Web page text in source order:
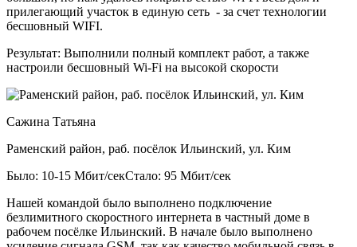
прилегающий участок в единую сеть - за счет технологии
бесшовный WIFI.
Результат: Выполнили полный комплект работ, а также
настроили бесшовный Wi-Fi на высокой скорости
Сажина Татьяна
Раменский район, раб. посёлок Ильинский, ул. Ким
Было: 10-15 Мбит/секСтало: 95 Мбит/сек
Нашей командой было выполнено подключение
безлимитного скоростного интернета в частный доме в
рабочем посёлке Ильинский. В начале было выполнено